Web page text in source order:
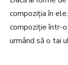
compoziția în
compoziție într-
urmând să o tai